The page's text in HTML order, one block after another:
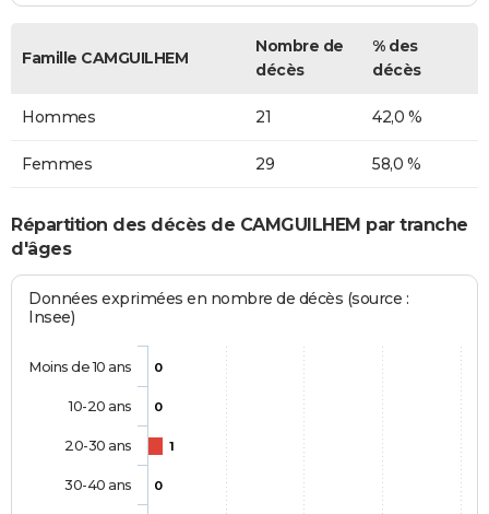
Famille CAMGUILHEM
Nombre de
décès
% des
décès
Hommes 21 42,0 %
Femmes 29 58,0 %
Répartition des décès de CAMGUILHEM par tranche
d'âges
Données exprimées en nombre de décès (source :
Insee)
0
0
1
0
Moins de 10 ans
10-20 ans
20-30 ans
30-40 ans